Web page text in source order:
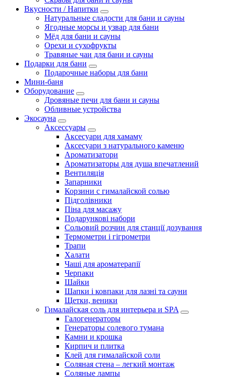
Вкусности / Напитки
Натуральные сладости для бани и сауны
Ягодные морсы и узвар для бани
Мёд для бани и сауны
Орехи и сухофрукты
Травяные чаи для бани и сауны
Подарки для бани
Подарочные наборы для бани
Мини-баня
Оборудование
Дровяные печи для бани и сауны
Обливные устройства
Экосауна
Аксессуары
Аксесуари для хамаму
Аксесуари з натурального каменю
Ароматизатори
Ароматизаторы для душа впечатлений
Вентиляція
Запарники
Корзини с гималайской солью
Підголівники
Піна для масажу
Подарункові набори
Сольовий розчин для станції дозування
Термометри і гігрометри
Трапи
Халати
Чаші для ароматерапії
Черпаки
Шайки
Шапки і ковпаки для лазні та сауни
Щетки, веники
Гималайская соль для интерьера и SPA
Галогенераторы
Генераторы солевого тумана
Камни и крошка
Кирпич и плитка
Клей для гималайской соли
Соляная стена – легкий монтаж
Соляные лампы